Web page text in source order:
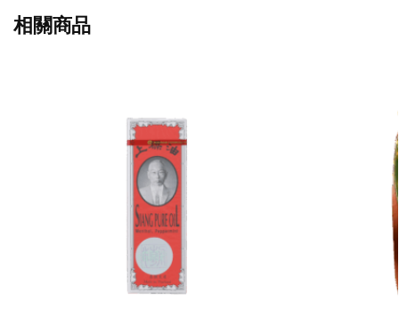
相關商品